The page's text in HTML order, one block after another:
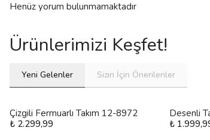
Henüz yorum bulunmamaktadır
Ürünlerimizi Keşfet!
Yeni Gelenler Sizin İçin Önerilenler
Çizgili Fermuarlı Takım 12-8972
₺ 2.299,99
Desenli
₺